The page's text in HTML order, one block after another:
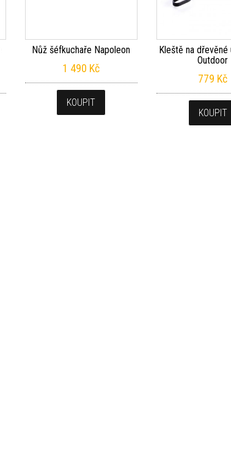
Nůž šéfkuchaře Napoleon
1 490 Kč
KOUPIT
Kleště na dřevěné
Outdoor
779 Kč
KOUPIT